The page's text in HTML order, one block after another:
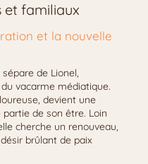
et familiaux
et la nouvelle
de Lionel,
vacarme médiatique.
devient une
de son être. Loin
cherche un renouveau,
brûlant de paix